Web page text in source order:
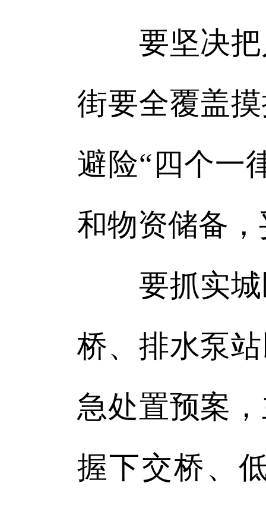
要坚决把
街要全覆盖
避险“四个一
和物资储备
要抓实城
桥、排水泵
急处置预案
握下交桥、